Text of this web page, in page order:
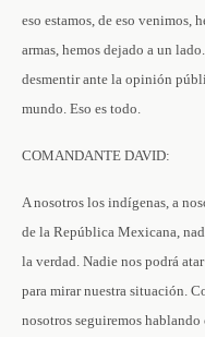
eso estamos, de eso venimos,
armas, hemos dejado a un
desmentir ante la opinión
mundo. Eso es todo.
COMANDANTE DAVID:
A nosotros los indígenas, a
de la República Mexicana,
la verdad. Nadie nos podrá
para mirar nuestra situación.
nosotros seguiremos